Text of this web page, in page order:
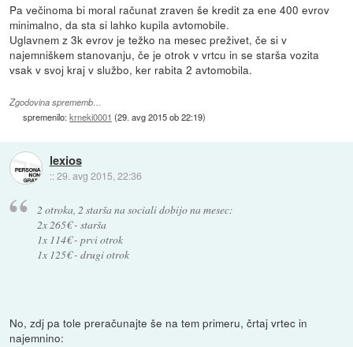
Pa večinoma bi moral računat zraven še kredit za ene 400 evrov
minimalno, da sta si lahko kupila avtomobile.
Uglavnem z 3k evrov je težko na mesec preživet, če si v
najemniškem stanovanju, če je otrok v vrtcu in se starša vozita
vsak v svoj kraj v službo, ker rabita 2 avtomobila.
Zgodovina sprememb…
spremenilo:krneki0001 (29. avg 2015 ob 22:19)
lexios
::29. avg 2015, 22:36
2 otroka, 2 starša na sociali dobijo na mesec:
2x 265€ - starša
1x 114€ - prvi otrok
1x 125€ - drugi otrok
No, zdj pa tole preračunajte še na tem primeru, črtaj vrtec in
najemnino: